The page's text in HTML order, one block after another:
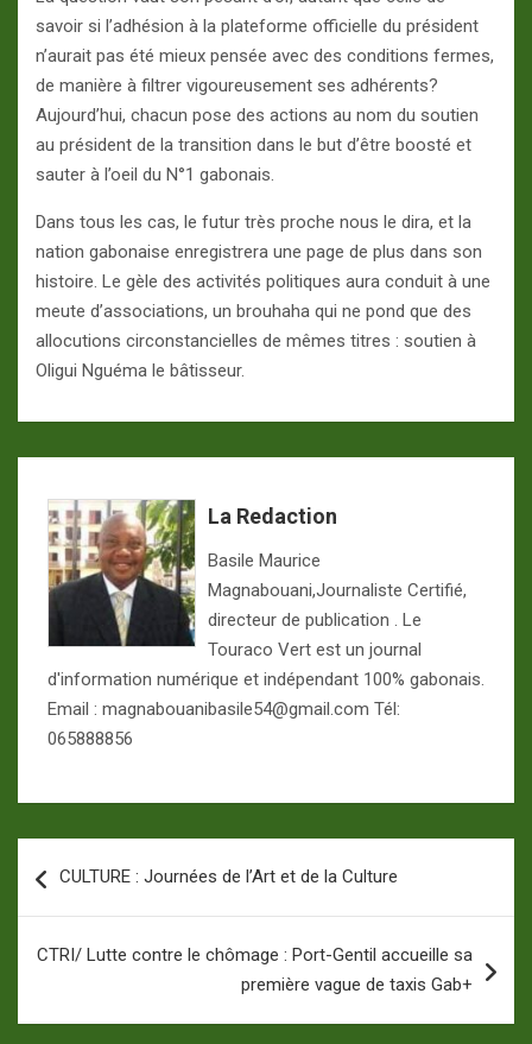
savoir si l’adhésion à la plateforme officielle du président
n’aurait pas été mieux pensée avec des conditions fermes,
de manière à filtrer vigoureusement ses adhérents?
Aujourd’hui, chacun pose des actions au nom du soutien
au président de la transition dans le but d’être boosté et
sauter à l’oeil du N°1 gabonais.
Dans tous les cas, le futur très proche nous le dira, et la
nation gabonaise enregistrera une page de plus dans son
histoire. Le gèle des activités politiques aura conduit à une
meute d’associations, un brouhaha qui ne pond que des
allocutions circonstancielles de mêmes titres : soutien à
Oligui Nguéma le bâtisseur.
La Redaction
Basile Maurice
Magnabouani,Journaliste Certifié,
directeur de publication . Le
Touraco Vert est un journal
d'information numérique et indépendant 100% gabonais.
Email : magnabouanibasile54@gmail.com Tél:
065888856
de
CULTURE : Journées de l’Art et de la Culture
CTRI/ Lutte contre le chômage : Port-Gentil accueille sa
première vague de taxis Gab+